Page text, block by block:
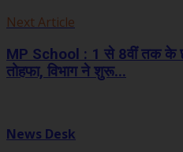
Next Article
MP School : 1 से 8वीं तक के
तोहफा, विभाग ने शुरू...
News Desk